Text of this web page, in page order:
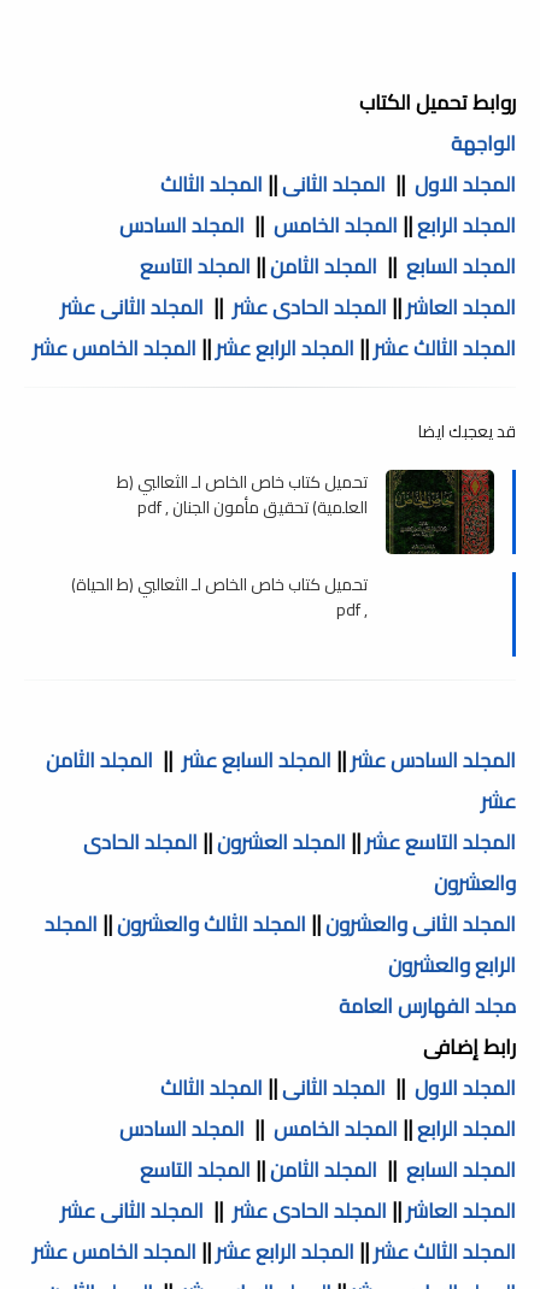
روابط تحميل الكتاب
الواجهة
المجلد الاول || المجلد الثانى||المجلد الثالث
المجلد الرابع||المجلد الخامس || المجلد السادس
المجلد السابع || المجلد الثامن||المجلد التاسع
المجلد العاشر||المجلد الحادى عشر || المجلد الثانى عشر
المجلد الثالث عشر||المجلد الرابع عشر||المجلد الخامس عشر
قد يعجبك ايضا
تحميل كتاب خاص الخاص لـ الثعالبي (ط
العلمية) تحقيق مأمون الجنان , pdf
تحميل كتاب خاص الخاص لـ الثعالبي (ط الحياة)
, pdf
المجلد السادس عشر||المجلد السابع عشر|| المجلد الثامن
عشر
المجلد التاسع عشر||المجلد العشرون||المجلد الحادى
والعشرون
المجلد الثانى والعشرون||المجلد الثالث والعشرون||المجلد
الرابع والعشرون
مجلد الفهارس العامة
رابط إضافى
المجلد الاول || المجلد الثانى||المجلد الثالث
المجلد الرابع||المجلد الخامس || المجلد السادس
المجلد السابع || المجلد الثامن||المجلد التاسع
المجلد العاشر||المجلد الحادى عشر|| المجلد الثانى عشر
المجلد الثالث عشر||المجلد الرابع عشر||المجلد الخامس عشر